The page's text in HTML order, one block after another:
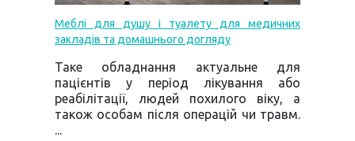
Меблі для душу і туалету для медичних
закладів та домашнього догляду
Таке обладнання актуальне для
пацієнтів у період лікування або
реабілітації, людей похилого віку, а
також особам після операцій чи травм.
...